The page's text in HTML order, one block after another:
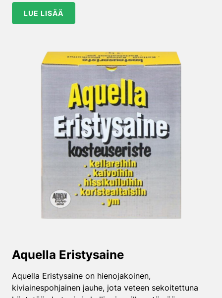
LUE LISÄÄ
Aquella Eristysaine
Aquella Eristysaine on hienojakoinen,
kiviainespohjainen jauhe, jota veteen sekoitettuna